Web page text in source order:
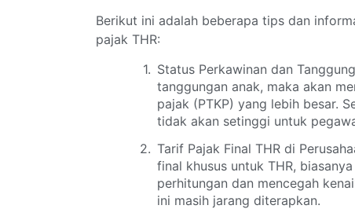
Berikut ini adalah beberapa tips dan
pajak THR:
Status Perkawinan dan
tanggungan anak, maka akan
pajak (PTKP) yang lebih besar.
tidak akan setinggi untuk
Tarif Pajak Final THR di
final khusus untuk THR,
perhitungan dan mencegah
ini masih jarang diterapkan.